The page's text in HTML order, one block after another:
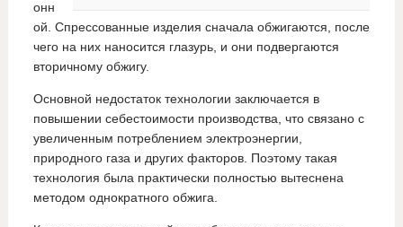
онн
ой. Спрессованные изделия сначала обжигаются, после
чего на них наносится глазурь, и они подвергаются
вторичному обжигу.
Основной недостаток технологии заключается в
повышении себестоимости производства, что связано с
увеличенным потреблением электроэнергии,
природного газа и других факторов. Поэтому такая
технология была практически полностью вытеснена
методом однократного обжига.